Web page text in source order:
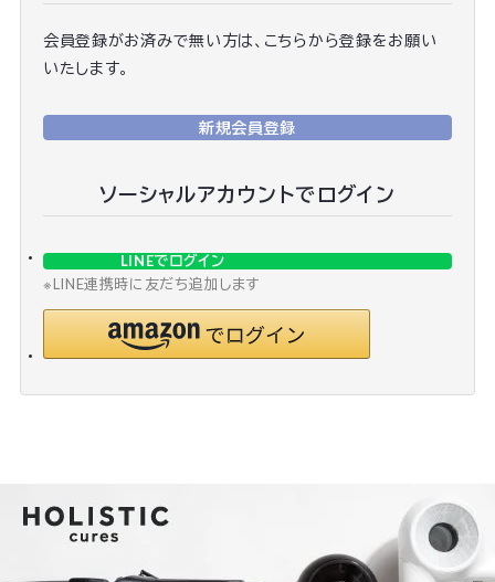
会員登録がお済みで無い方は、こちらから登録をお願い
いたします。
新規会員登録
ソーシャルアカウントでログイン
LINEでログイン
※LINE連携時に友だち追加します